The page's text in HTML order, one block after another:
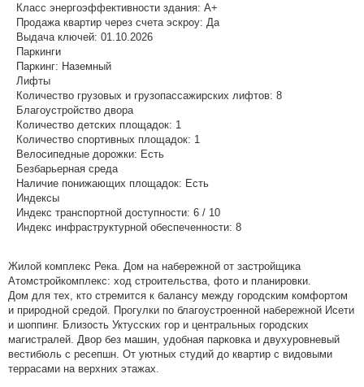
Класс энергоэффективности здания: A+
Продажа квартир через счета эскроу: Да
Выдача ключей: 01.10.2026
Паркинги
Паркинг: Наземный
Лифты
Количество грузовых и грузопассажирских лифтов: 8
Благоустройство двора
Количество детских площадок: 1
Количество спортивных площадок: 1
Велосипедные дорожки: Есть
Безбарьерная среда
Наличие понижающих площадок: Есть
Индексы
Индекс транспортной доступности: 6 / 10
Индекс инфраструктурной обеспеченности: 8
Жилой комплекс Река. Дом на набережной от застройщика
Атомстройкомплекс: ход строительства, фото и планировки.
Дом для тех, кто стремится к балансу между городским комфортом
и природной средой. Прогулки по благоустроенной набережной Исети
и шоппинг. Близость Уктусских гор и центральных городских
магистралей. Двор без машин, удобная парковка и двухуровневый
вестибюль с ресепшн. От уютных студий до квартир с видовыми
террасами на верхних этажах.